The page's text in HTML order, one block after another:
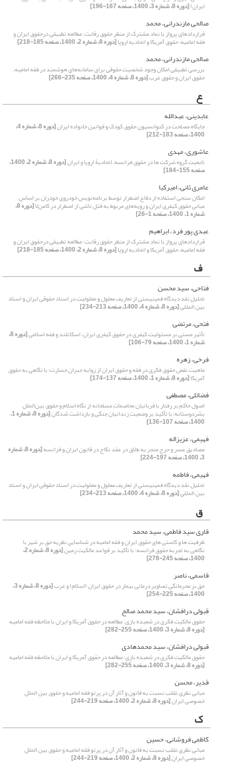
ایران)[دوره 8، شماره 3، 1400، صفحه 167-196]
صالحی مازندرانی، محمد
قراردادهای پرواز با نماد مشترک از منظر حقوق رقابت: مطالعه تطبیقی درحقوق ایران و
فقه امامیه، حقوق آمریکا و اتحادیه اروپا[دوره 8، شماره 2، 1400، صفحه 185-218]
صالحی مازندرانی، محمد
بررسی تطبیقی امکان وجود شخصیت حقوقی برای سامانه‌های هوشمند در فقه امامیه،
حقوق ایران و حقوق غرب[دوره 8، شماره 4، 1400، صفحه 235-266]
ع
عابدینی، عبدالله
جایگاه مصلحت در کنوانسیون حقوق کودک و قوانین خانواده ایران [دوره 8، شماره 4،
1400، صفحه 183-212]
عاشوری، مهدی
تابعیت گروه شرکت ها در حقوق فرانسه، اتحادیۀ اروپا و ایران [دوره 8، شماره 2، 1400،
صفحه 155-184]
عامری ثانی، امیرکیا
امکان سنجی استفاده از دفاع اضطرار توسط برنامه‌نویس خودروی خودران بر اساس
مبانی حقوق کیفری ایران و رویه‌های مربوط به قتل ناشی از اضطرار در کامن‌لا [دوره 8،
شماره 1، 1400، صفحه 1-26]
عبدی پور فرد، ابراهیم
قراردادهای پرواز با نماد مشترک از منظر حقوق رقابت: مطالعه تطبیقی درحقوق ایران و
فقه امامیه، حقوق آمریکا و اتحادیه اروپا[دوره 8، شماره 2، 1400، صفحه 185-218]
ف
فتاحی، سید محسن
تحلیل نقد دیدگاه فمینیستی از تعاریف معلول و معلولیت در اسناد حقوقی ایران و اسناد
بین المللی[دوره 8، شماره 4، 1400، صفحه 213-234]
فتحی، مرتضی
تأثیر مستی بر مسئولیت کیفری در حقوق کیفری ایران، اسکاتلند و فقه اسلامی [دوره 8،
شماره 1، 1400، صفحه 79-106]
فرخی، زهره
ماهیت نقض حقوق فکری در فقه و حقوق ایران از زوایه‌ جبران خسارت؛ با نگاهی به حقوق
آمریکا[دوره 8، شماره 1، 1400، صفحه 137-174]
فضائلی، مصطفی
اصول حاکم بر رفتار با قربانیان مخاصمات مسلحانه از نگاه اسلام و حقوق بین‌الملل
بشردوستانه؛ با تأکید بر وضعیت زندانیان جنگی و بازداشت شدگان [دوره 8، شماره 1،
1400، صفحه 107-136]
فهیمی، عزیزاله
مصادیق عسر و حرج منجر به طلاق در عقد نکاح در قانون ایران و فرانسه [دوره 8، شماره
3، 1400، صفحه 197-224]
فهیمی، فاطمه
تحلیل نقد دیدگاه فمینیستی از تعاریف معلول و معلولیت در اسناد حقوقی ایران و اسناد
بین المللی[دوره 8، شماره 4، 1400، صفحه 213-234]
ق
قاری سید فاطمی، سید محمد
ظرفیت ها‌ و کاستی های حقوق ایران و فقه امامیه در شناسایی نظریه حق بر شهر با
نگاهی به تجربه حقوق فرانسه: با تأکید بر قواعد مالکیت زمین [دوره 8، شماره 2،
1400، صفحه 245-278]
قاسمی، ناصر
حق بر محرمانگی تصاویر درمانی بیمار در حقوق ایران (اسلام) و غرب [دوره 8، شماره 3،
1400، صفحه 225-254]
قبولی درافشان، سید محمد صالح
حقوق مالکیت فکری در شعبده بازی: مطالعه در حقوق آمریکا و ایران با ملاحظه فقه امامیه
[دوره 8، شماره 3، 1400، صفحه 255-282]
قبولی درافشان، سید محمدهادی
حقوق مالکیت فکری در شعبده بازی: مطالعه در حقوق آمریکا و ایران با ملاحظه فقه امامیه
[دوره 8، شماره 3، 1400، صفحه 255-282]
قدیر، محسن
مبانی نظری تقلب نسبت به قانون و آثار آن در پرتو فقه امامیه و حقوق بین الملل
خصوصی ایران[دوره 8، شماره 2، 1400، صفحه 219-244]
ک
کاظمی فروشانی، حسین
مبانی نظری تقلب نسبت به قانون و آثار آن در پرتو فقه امامیه و حقوق بین الملل
خصوصی ایران[دوره 8، شماره 2، 1400، صفحه 219-244]